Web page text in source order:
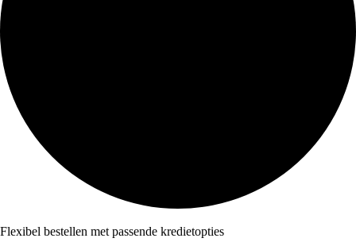
Flexibel bestellen met passende kredietopties